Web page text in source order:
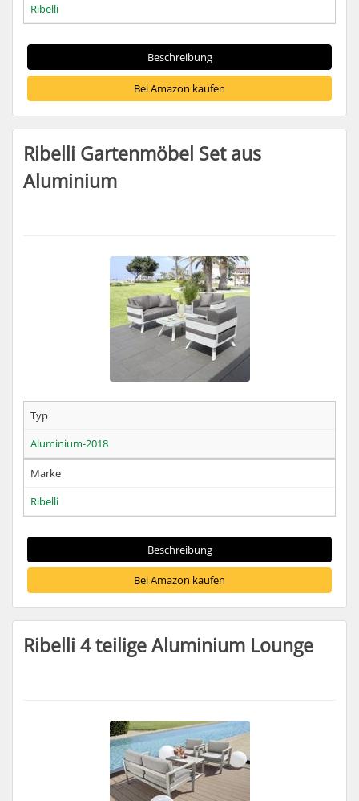
Ribelli
Beschreibung
Bei Amazon kaufen
Ribelli Gartenmöbel Set aus
Aluminium
Typ
Aluminium-2018
Marke
Ribelli
Beschreibung
Bei Amazon kaufen
Ribelli 4 teilige Aluminium Lounge